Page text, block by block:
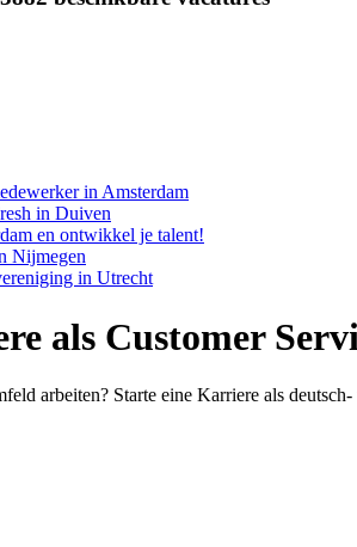
in Amsterdam
in Duiven
en ontwikkel je talent!
Nijmegen
in Utrecht
als Customer
arbeiten? Starte eine Karriere als